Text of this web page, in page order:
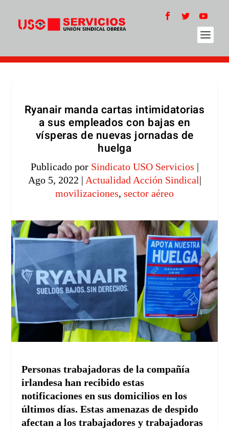
Ryanair manda cartas intimidatorias
a sus empleados con bajas en
vísperas de nuevas jornadas de
huelga
Publicado por Sindicato USO Servicios |
Ago 5, 2022 | Actualidad Acción Sindical|
movilizaciones, sector aéreo
Personas trabajadoras de la compañía
irlandesa han recibido estas
notificaciones en sus domicilios en los
últimos días. Estas amenazas de despido
afectan a los trabajadores y trabajadoras